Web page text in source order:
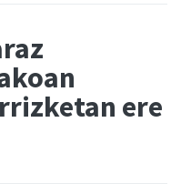
ere